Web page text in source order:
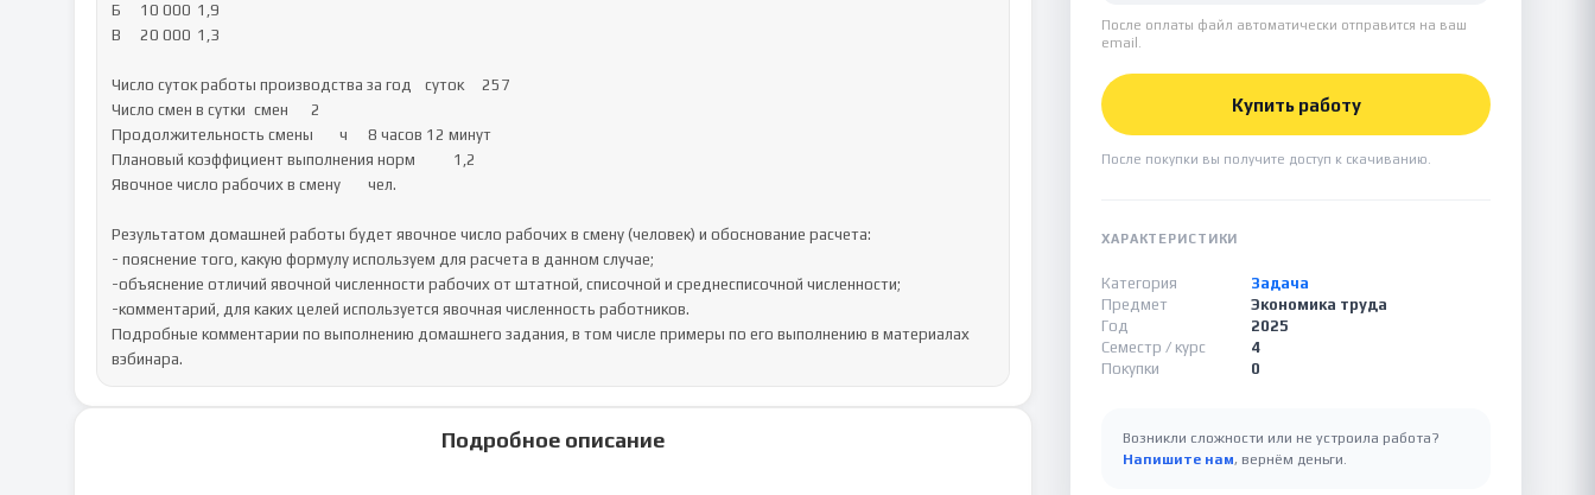
Б	10 000	1,9
В	20 000	1,3
Число суток работы производства за год	суток	257
Число смен в сутки	смен	2
Продолжительность смены	ч	8 часов 12 минут
Плановый коэффициент выполнения норм		1,2
Явочное число рабочих в смену	чел.
Результатом домашней работы будет явочное число рабочих в смену (человек) и обоснование расчета:
- пояснение того, какую формулу используем для расчета в данном случае;
-объяснение отличий явочной численности рабочих от штатной, списочной и среднесписочной численности;
-комментарий, для каких целей используется явочная численность работников.
Подробные комментарии по выполнению домашнего задания, в том числе примеры по его выполнению в материалах
вэбинара.
Подробное описание
После оплаты файл автоматически отправится на ваш
email.
Купить работу
После покупки вы получите доступ к скачиванию.
ХАРАКТЕРИСТИКИ
Категория
Задача
Предмет
Экономика труда
Год
2025
Семестр / курс
4
Покупки
0
Возникли сложности или не устроила работа?
Напишите нам, вернём деньги.